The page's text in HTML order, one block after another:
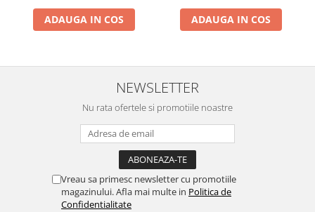
ADAUGA IN COS ADAUGA IN COS
NEWSLETTER
Nu rata ofertele si promotiile noastre
Vreau sa primesc newsletter cu promotiile
magazinului. Afla mai multe in Politica de
Confidentialitate